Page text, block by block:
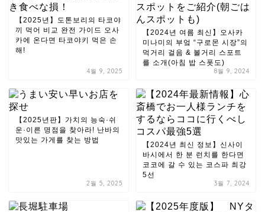
【2025년】도톤보리의 타코야
끼 먹어 비교 완전 가이드 오사
카에 온다면 타코야키 먹은 손
해!
4월 9, 2025
【2024년 여름 최신】오사카
미나미의 부엌 “구로몬 시장”의
먹거리 걸음 & 볼거리 스포트
를 소개(아침 밥 스폿도)
8월 9, 2024
【2025년판】가치의 능숙·쉬
운·이른 명점을 찾아라! 난바의
맛있는 가게를 찾는 방법
2월 5, 2025
【2024년 최신 정보】신사이
바시에서 한 분 런치를 한다면
코코에 갈 수 있는 코스파 최강
5선
3월 7, 2024